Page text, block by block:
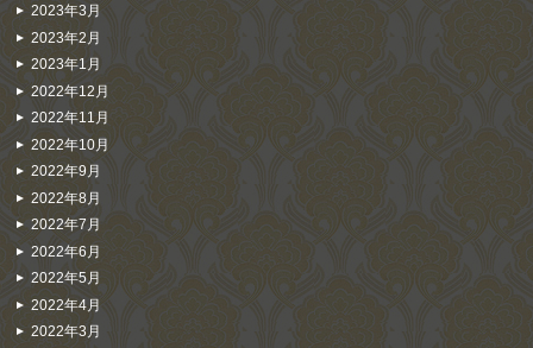
2023年3月
2023年2月
2023年1月
2022年12月
2022年11月
2022年10月
2022年9月
2022年8月
2022年7月
2022年6月
2022年5月
2022年4月
2022年3月